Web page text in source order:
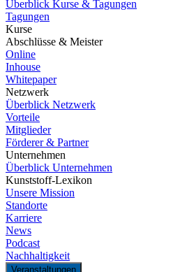
Überblick Kurse & Tagungen
Tagungen
Kurse
Abschlüsse & Meister
Online
Inhouse
Whitepaper
Netzwerk
Überblick Netzwerk
Vorteile
Mitglieder
Förderer & Partner
Unternehmen
Überblick Unternehmen
Kunststoff-Lexikon
Unsere Mission
Standorte
Karriere
News
Podcast
Nachhaltigkeit
Veranstaltungen